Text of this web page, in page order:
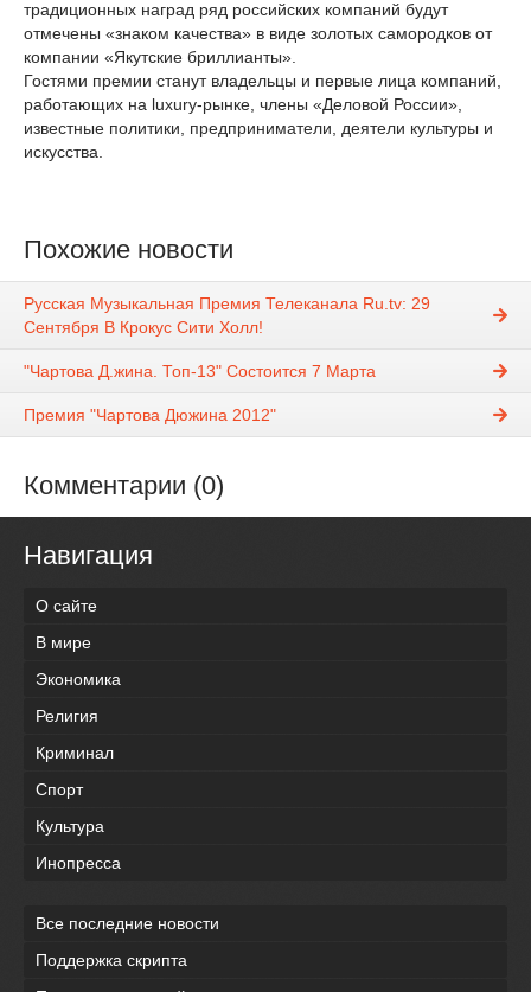
традиционных наград ряд российских компаний будут
отмечены «знаком качества» в виде золотых самородков от
компании «Якутские бриллианты».
Гостями премии станут владельцы и первые лица компаний,
работающих на luxury-рынке, члены «Деловой России»,
известные политики, предприниматели, деятели культуры и
искусства.
Похожие новости
Русская Музыкальная Премия Телеканала Ru.tv: 29
Сентября В Крокус Сити Холл!
"Чартова Д.жина. Топ-13" Состоится 7 Марта
Премия "Чартова Дюжина 2012"
Комментарии (0)
Навигация
О сайте
В мире
Экономика
Религия
Криминал
Спорт
Культура
Инопресса
Все последние новости
Поддержка скрипта